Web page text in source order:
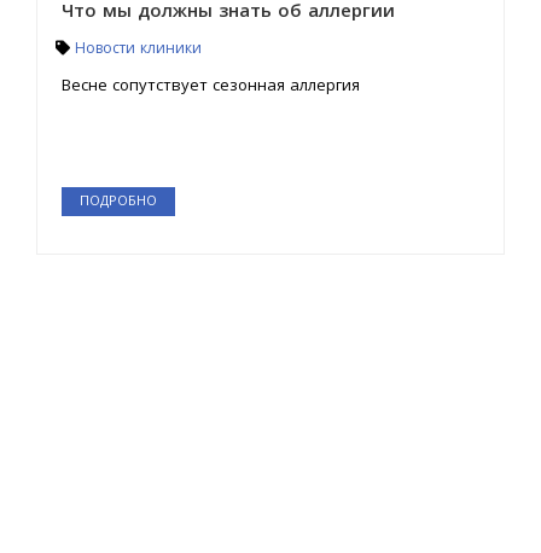
Что мы должны знать об аллергии
Новости клиники
Весне сопутствует сезонная аллергия
ПОДРОБНО